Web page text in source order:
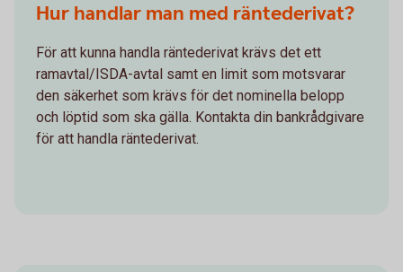
Hur handlar man med räntederivat?
För att kunna handla räntederivat krävs det ett
ramavtal/ISDA-avtal samt en limit som motsvarar
den säkerhet som krävs för det nominella belopp
och löptid som ska gälla. Kontakta din bankrådgivare
för att handla räntederivat.